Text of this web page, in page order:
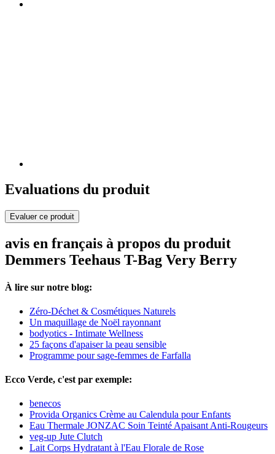
Evaluations du produit
Evaluer ce produit
avis en français à propos du produit
Demmers Teehaus T-Bag Very Berry
À lire sur notre blog:
Zéro-Déchet & Cosmétiques Naturels
Un maquillage de Noël rayonnant
bodyotics - Intimate Wellness
25 façons d'apaiser la peau sensible
Programme pour sage-femmes de Farfalla
Ecco Verde, c'est par exemple:
benecos
Provida Organics Crème au Calendula pour Enfants
Eau Thermale JONZAC Soin Teinté Apaisant Anti-Rougeurs
veg-up Jute Clutch
Lait Corps Hydratant à l'Eau Florale de Rose